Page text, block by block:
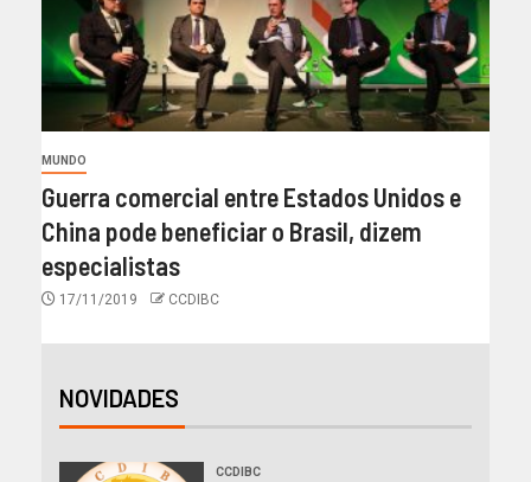
MUNDO
Guerra comercial entre Estados Unidos e
China pode beneficiar o Brasil, dizem
especialistas
17/11/2019 CCDIBC
NOVIDADES
CCDIBC